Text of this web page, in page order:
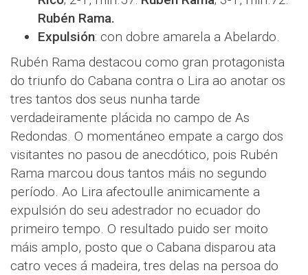
Rubén Rama.
Expulsión: con dobre amarela a Abelardo.
Rubén Rama destacou como gran protagonista
do triunfo do Cabana contra o Lira ao anotar os
tres tantos dos seus nunha tarde
verdadeiramente plácida no campo de As
Redondas. O momentáneo empate a cargo dos
visitantes no pasou de anecdótico, pois Rubén
Rama marcou dous tantos máis no segundo
período. Ao Lira afectoulle animicamente a
expulsión do seu adestrador no ecuador do
primeiro tempo. O resultado puido ser moito
máis amplo, posto que o Cabana disparou ata
catro veces á madeira, tres delas na persoa do